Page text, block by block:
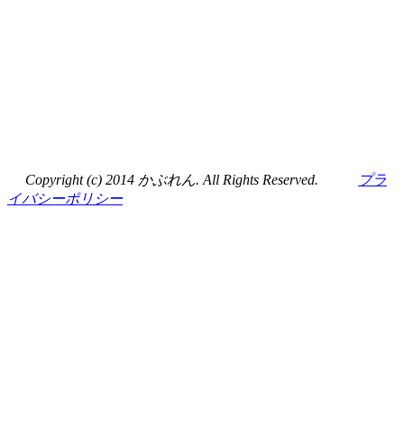
Copyright (c) 2014 かぶれん. All Rights Reserved.
プラ
イバシーポリシー